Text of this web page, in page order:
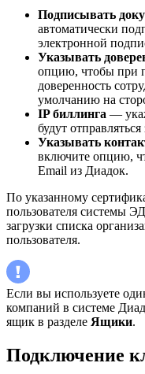
Подписывать
автоматически
электронной
Указывать
опцию, чтобы при
доверенность
умолчанию на
IP биллинга —
будут
Указывать
включите опцию,
Email из Диадок.
По указанному
пользователя системы
загрузки списка
пользователя.
Если вы используете
компаний в системе
ящик в разделе Ящики.
Подключение